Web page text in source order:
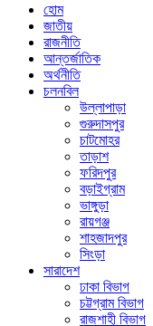
হোম
জাতীয়
রাজনীতি
আন্তর্জাতিক
অর্থনীতি
চলনবিল
উল্লাপাড়া
গুরুদাসপুর
চাটমোহর
তাড়াশ
ফরিদপুর
বড়াইগ্রাম
ভাঙ্গুড়া
রায়গঞ্জ
শাহজাদপুর
সিংড়া
সারাদেশ
ঢাকা বিভাগ
চট্টগ্রাম বিভাগ
রাজশাহী বিভাগ